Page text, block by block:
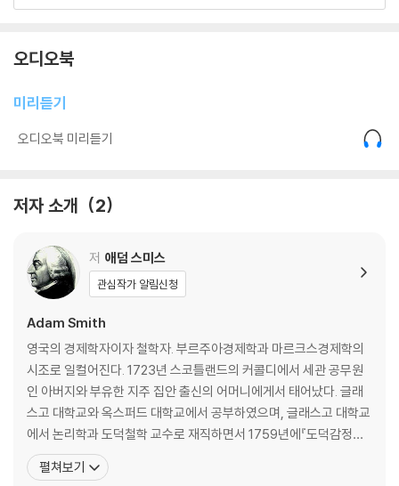
제9장. 자본 이윤
제1절. 직업 그 자체의 특성에서 발생하는 불평등
제2절. 유럽의 정책에서 비롯된 불평등
제2절. 때로는 지대가 나오고, 때로는 안 나오는 토지의 생산물
제3절. 늘 지대가 나오는 생산물과, 지대가 나오다 말다 하는 생산물 사이
1. 지난 4세기 동안 은의 가치 변동에 관한 여담
제1기(1350-1570)
제2기(1570-1636)
제3기(1636-1700)
2. 금과 은 가치 사이의 비율 변화
3. 은 가치가 여전히 계속 줄어들 것이라는 의혹의 근거
4. 사회 발전이 세 가지 다른 부류의 원생산물에 미치는 여러 영향
첫째 부류
둘째 부류
셋째 부류
5. 은 가치 변화에 관련된 여담의 결론
오디오북
미리듣기
오디오북 미리듣기
저자 소개 2
저 애덤 스미스
관심작가 알림신청
Adam Smith
영국의 경제학자이자 철학자. 부르주아경제학과 마르크스경제학의
시조로 일컬어진다. 1723년 스코틀랜드의 커콜디에서 세관 공무원
인 아버지와 부유한 지주 집안 출신의 어머니에게서 태어났다. 글래
스고 대학교와 옥스퍼드 대학교에서 공부하였으며, 글래스고 대학교
에서 논리학과 도덕철학 교수로 재직하면서 1759년에『도덕감정론』
을 발간했다. 1776년에 중상주의 정책을 신랄하게 비판하면서 자유
방임을 주장한『국부론』출간과 함께 최고의 사상가로 존경받았다.『국
펼쳐보기